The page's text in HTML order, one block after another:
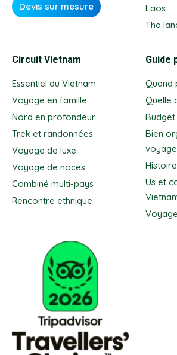
Devis sur mesure
Laos
Circuit Vietnam
Essentiel du Vietnam
Voyage en famille
Nord en profondeur
Trek et randonnées
Voyage de luxe
Voyage de noces
Combiné multi-pays
Rencontre ethnique
Guide
Quand
Quelle
Bien
voyage
Us et